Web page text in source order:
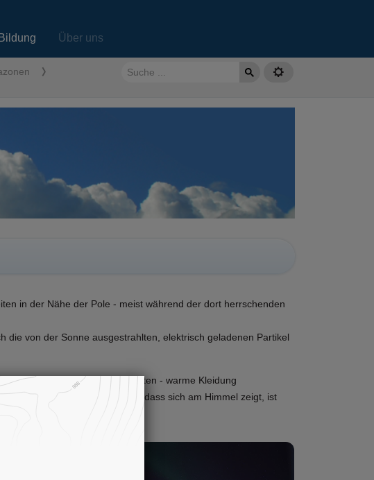
Über uns
in der Nähe der Pole - meist während der dort herrschenden
die von der Sonne ausgestrahlten, elektrisch geladenen Partikel
Winterjahreshälfte zu beobachten - warme Kleidung
zu reisen. Das Schauspiel, dass sich am Himmel zeigt, ist